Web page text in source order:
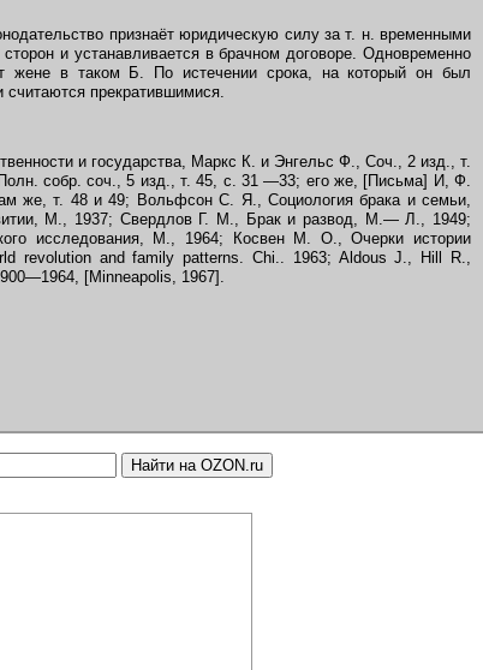
признаёт юридическую силу за т. н. временными
и устанавливается в брачном договоре. Одновременно
жене в таком Б. По истечении срока, на который он был
прекратившимися.
и государства, Маркс К. и Энгельс Ф., Соч., 2 изд., т.
собр. соч., 5 изд., т. 45, с. 31 —33; его же, [Письма] И, Ф.
же, т. 48 и 49; Вольфсон С. Я., Социология брака и семьи,
М., 1937; Свердлов Г. М., Брак и развод, М.— Л., 1949;
исследования, М., 1964; Косвен М. О., Очерки истории
revolution and family patterns. Chi.. 1963; Aldous J., Hill R.,
[Minneapolis, 1967].